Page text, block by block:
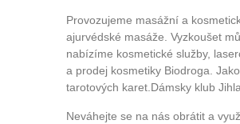
Provozujeme masážní a
ajurvédské masáže. Vyzkoušet
nabízíme kosmetické služby,
a prodej kosmetiky Biodroga.
tarotových karet.Dámsky klub
Neváhejte se na nás obrátit a